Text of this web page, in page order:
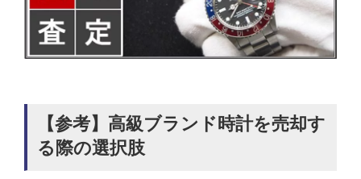
【参考】高級ブランド時計を売却す
る際の選択肢